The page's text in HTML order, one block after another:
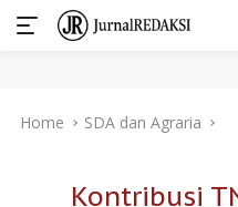
Home SDA dan Agraria
Kontribusi